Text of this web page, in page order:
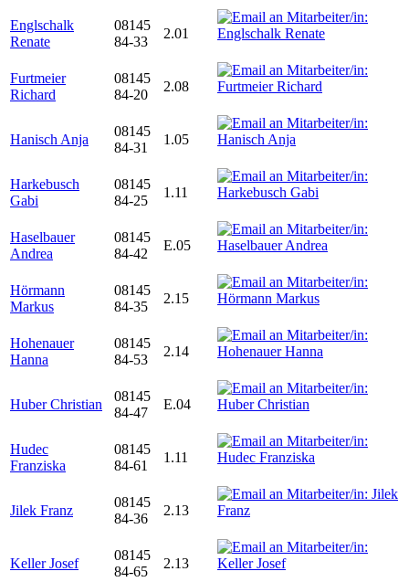
Englschalk
Renate
08145
84-33
2.01
Furtmeier
Richard
08145
84-20
2.08
Hanisch Anja
08145
84-31
1.05
Harkebusch
Gabi
08145
84-25
1.11
Haselbauer
Andrea
08145
84-42
E.05
Hörmann
Markus
08145
84-35
2.15
Hohenauer
Hanna
08145
84-53
2.14
Huber Christian
08145
84-47
E.04
Hudec
Franziska
08145
84-61
1.11
Jilek Franz
08145
84-36
2.13
Keller Josef
08145
84-65
2.13